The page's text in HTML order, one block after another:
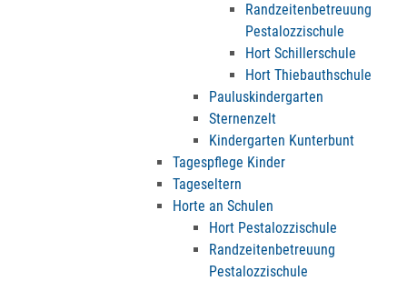
Randzeitenbetreuung
Pestalozzischule
Hort Schillerschule
Hort Thiebauthschule
Pauluskindergarten
Sternenzelt
Kindergarten Kunterbunt
Tagespflege Kinder
Tageseltern
Horte an Schulen
Hort Pestalozzischule
Randzeitenbetreuung
Pestalozzischule